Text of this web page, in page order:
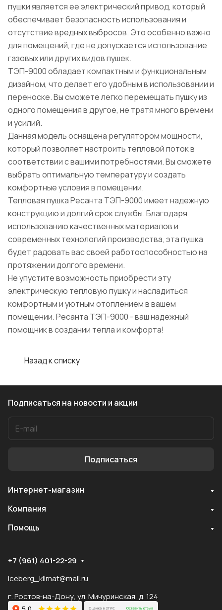
пушки является ее электрический привод, который
обеспечивает безопасность использования и
отсутствие вредных выбросов. Это особенно важно
для помещений, где не допускается использование
газовых или других видов пушек.
ТЭП-9000 обладает компактным и функциональным
дизайном, что делает его удобным в использовании и
переноске. Вы сможете легко перемещать пушку из
одного помещения в другое, не тратя много времени
и усилий.
Данная модель оснащена регулятором мощности,
который позволяет настроить тепловой поток в
соответствии с вашими потребностями. Вы сможете
выбрать оптимальную температуру и создать
комфортные условия в помещении.
Тепловая пушка Ресанта ТЭП-9000 имеет надежную
конструкцию и долгий срок службы. Благодаря
использованию качественных материалов и
современных технологий производства, эта пушка
будет радовать вас своей работоспособностью на
протяжении долгого времени.
Не упустите возможность приобрести эту
электрическую тепловую пушку и насладиться
комфортным и уютным отоплением в вашем
помещении. Ресанта ТЭП-9000 - ваш надежный
помощник в создании тепла и комфорта!
Назад к списку
Подписаться на новости и акции
Подписаться
Интернет-магазин
Компания
Помощь
+7 (961) 401-22-29
iceberg_klimat@mail.ru
г. Ростов-на-Дону, ул. Мичуринская, д. 124